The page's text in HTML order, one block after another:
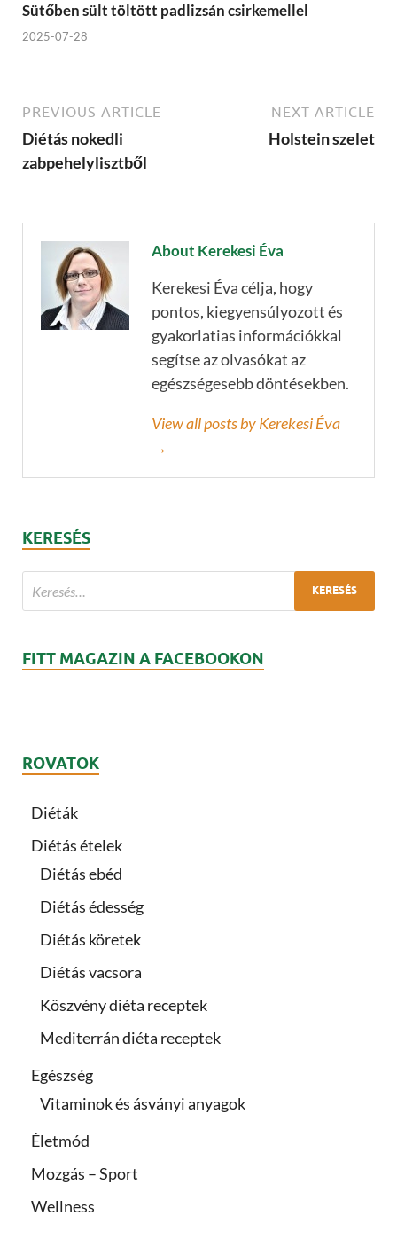
Sütőben sült töltött padlizsán csirkemellel
2025-07-28
PREVIOUS ARTICLE
Diétás nokedli
zabpehelylisztből
NEXT ARTICLE
Holstein szelet
About Kerekesi Éva
Kerekesi Éva célja, hogy
pontos, kiegyensúlyozott és
gyakorlatias információkkal
segítse az olvasókat az
egészségesebb döntésekben.
View all posts by Kerekesi Éva
→
KERESÉS
FITT MAGAZIN A FACEBOOKON
ROVATOK
Diéták
Diétás ételek
Diétás ebéd
Diétás édesség
Diétás köretek
Diétás vacsora
Köszvény diéta receptek
Mediterrán diéta receptek
Egészség
Vitaminok és ásványi anyagok
Életmód
Mozgás – Sport
Wellness